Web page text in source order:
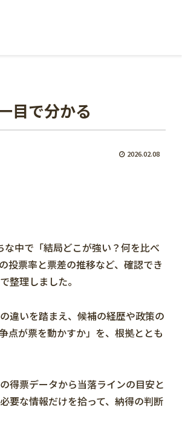
目で分かる
2026.02.08
中で「結局どこが強い？何を比べ
投票率と票差の推移など、確認でき
整理しました。
違いを踏まえ、候補の経歴や政策の
点が票を動かすか」 を、根拠ととも
得票データから当落ラインの目安と
要な情報だけを拾って、納得の判断